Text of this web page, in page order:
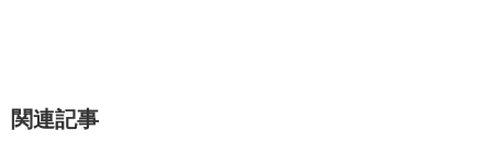
関連記事